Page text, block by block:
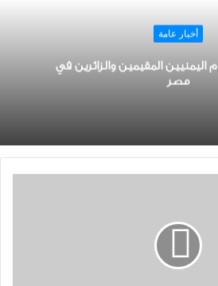
أخبار عامة
المقيمين والزائرين في
مصر